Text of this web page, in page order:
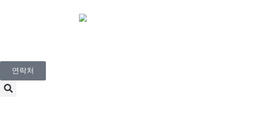
연락처